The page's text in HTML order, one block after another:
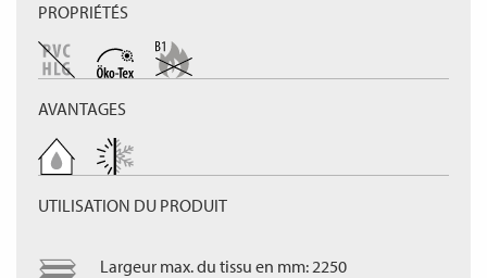
PROPRIÉTÉS
AVANTAGES
UTILISATION DU PRODUIT
Largeur max. du tissu en mm: 2250